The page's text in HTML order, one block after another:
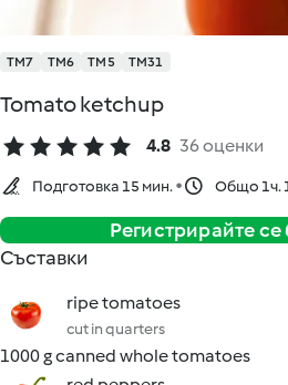
TM7 TM6 TM5 TM31
Tomato ketchup
4.8 36 оценки
Подготовка 15 мин. Общо 1ч.
Регистрирайте
Съставки
ripe tomatoes
cut in quarters
1000 g canned whole tomatoes